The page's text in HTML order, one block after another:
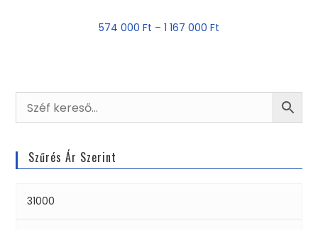
574 000 Ft – 1 167 000 Ft
Szűrés Ár Szerint